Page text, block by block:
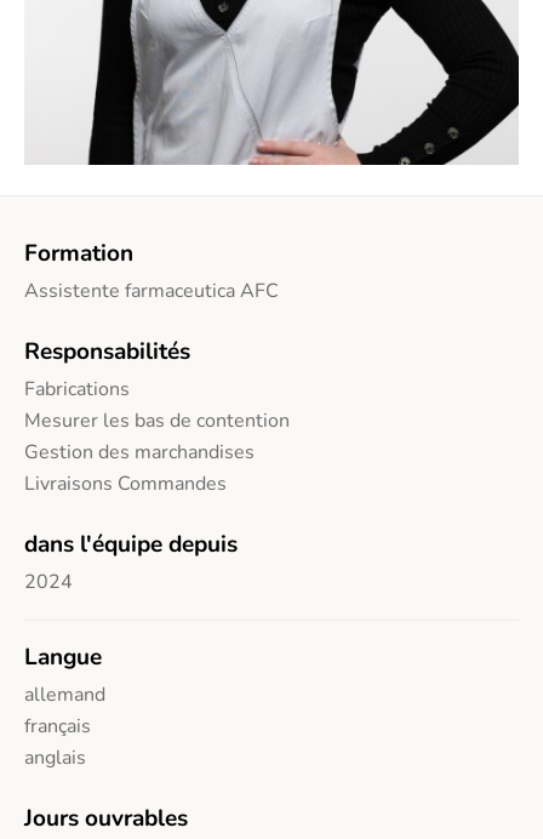
Langue
allemand
français
anglais
Jours ouvrables
Formation
Assistente farmaceutica AFC
Responsabilités
Fabrications
Mesurer les bas de contention
Gestion des marchandises
Livraisons Commandes
dans l'équipe depuis
2024